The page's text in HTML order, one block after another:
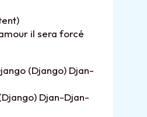
il sera forcé
(Django) Djan-
Djan-Djan-